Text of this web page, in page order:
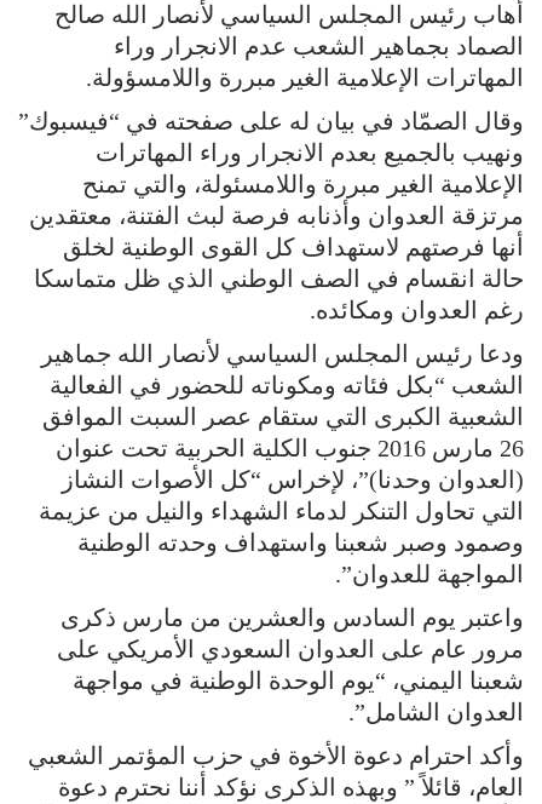
أهاب رئيس المجلس السياسي لأنصار الله صالح
الصماد بجماهير الشعب عدم الانجرار وراء
المهاترات الإعلامية الغير مبررة واللامسؤولة.
وقال الصمّاد في بيان له على صفحته في “فيسبوك”
ونهيب بالجميع بعدم الانجرار وراء المهاترات
الإعلامية الغير مبررة واللامسئولة، والتي تمنح
مرتزقة العدوان وأذنابه فرصة لبث الفتنة، معتقدين
أنها فرصتهم لاستهداف كل القوى الوطنية لخلق
حالة انقسام في الصف الوطني الذي ظل متماسكا
رغم العدوان ومكائده.
ودعا رئيس المجلس السياسي لأنصار الله جماهير
الشعب “بكل فئاته ومكوناته للحضور في الفعالية
الشعبية الكبرى التي ستقام عصر السبت الموافق
26 مارس 2016 جنوب الكلية الحربية تحت عنوان
(العدوان وحدنا)”، لإخراس “كل الأصوات النشاز
التي تحاول التنكر لدماء الشهداء والنيل من عزيمة
وصمود وصبر شعبنا واستهداف وحدته الوطنية
المواجهة للعدوان”.
واعتبر يوم السادس والعشرين من مارس ذكرى
مرور عام على العدوان السعودي الأمريكي على
شعبنا اليمني، “يوم الوحدة الوطنية في مواجهة
العدوان الشامل”.
وأكد احترام دعوة الأخوة في حزب المؤتمر الشعبي
العام، قائلاً ” وبهذه الذكرى نؤكد أننا نحترم دعوة